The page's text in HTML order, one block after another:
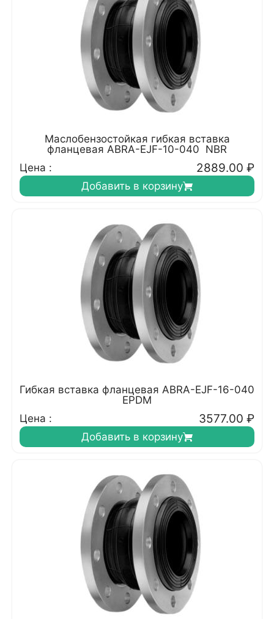
Маслобензостойкая гибкая вставка
фланцевая ABRA-EJF-10-040 NBR
Цена :
2889.00 ₽
Добавить в корзину
Гибкая вставка фланцевая ABRA-EJF-16-040
EPDM
Цена :
3577.00 ₽
Добавить в корзину